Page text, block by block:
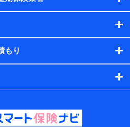
嗜好・傾向に応じたサービス・商
め
スの実施のため
等の実施のため
管理等付帯業務を行うため
扱う各共同利用者（詳細は次のと
もり